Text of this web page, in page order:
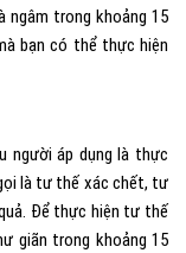
ngâm trong khoảng 15
bạn có thể thực hiện
người áp dụng là thực
là tư thế xác chết, tư
Để thực hiện tư thế
giãn trong khoảng 15